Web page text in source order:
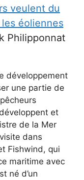
veulent du
éoliennes
Philipponnat
développement
une partie de
et
de la Mer
dans
Fishwind, qui
maritime avec
né d’un